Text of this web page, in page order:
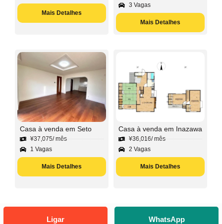
Mais Detalhes
3 Vagas
Mais Detalhes
Casa à venda em Seto
¥37,075/ mês
1 Vagas
Mais Detalhes
Casa à venda em Inazawa
¥36,016/ mês
2 Vagas
Mais Detalhes
Ligar WhatsApp